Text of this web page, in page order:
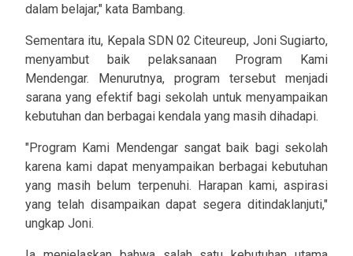
dalam belajar," kata Bambang.
Sementara itu, Kepala SDN 02 Citeureup, Joni Sugiarto,
menyambut baik pelaksanaan Program Kami
Mendengar. Menurutnya, program tersebut menjadi
sarana yang efektif bagi sekolah untuk menyampaikan
kebutuhan dan berbagai kendala yang masih dihadapi.
"Program Kami Mendengar sangat baik bagi sekolah
karena kami dapat menyampaikan berbagai kebutuhan
yang masih belum terpenuhi. Harapan kami, aspirasi
yang telah disampaikan dapat segera ditindaklanjuti,"
ungkap Joni.